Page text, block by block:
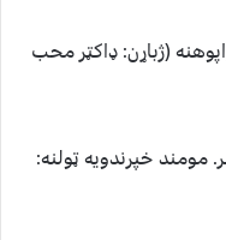
د فرویډ ارواپوهنه (ژباړن: ډاکټر محب
لیکلو هنر. مومند خپرندویه ټولنه: